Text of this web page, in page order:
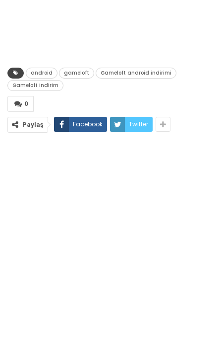
android gameloft
Gameloft android indirimi
Gameloft indirim
0
Paylaş Facebook Twitter